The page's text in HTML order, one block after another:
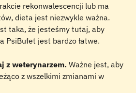
rekonwalescencji lub ma
dieta jest niezwykle ważna.
taka, że jesteśmy tutaj, aby
PsiBufet jest bardzo łatwe.
z weterynarzem. Ważne jest, aby
z wszelkimi zmianami w